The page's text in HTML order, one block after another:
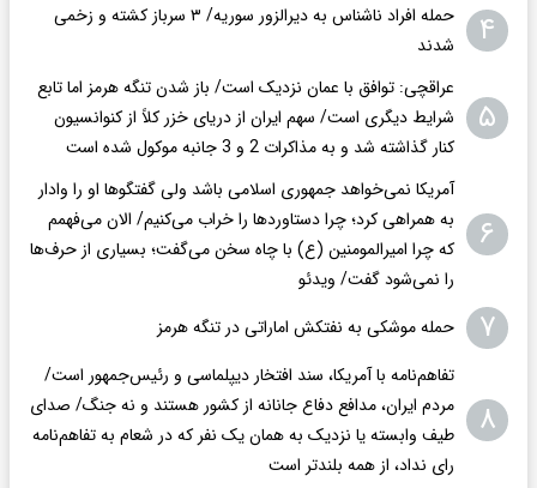
۴
حمله افراد ناشناس به دیرالزور سوریه/ ۳ سرباز کشته و زخمی
شدند
۵
عراقچی: توافق با عمان نزدیک است/ باز شدن تنگه هرمز اما تابع
شرایط دیگری است/ سهم ایران از دریای خزر کلاً از کنوانسیون
کنار گذاشته شد و به مذاکرات 2 و 3 جانبه موکول شده است
۶
آمریکا نمی‌خواهد جمهوری اسلامی باشد ولی گفتگوها او را وادار
به همراهی کرد؛ چرا دستاوردها را خراب می‌کنیم/ الان می‌فهمم
که چرا امیرالمومنین (ع) با چاه سخن می‌گفت؛ بسیاری از حرف‌ها
را نمی‌شود گفت/ ویدئو
۷ حمله موشکی به نفتکش اماراتی در تنگه هرمز
۸
تفاهم‌نامه با آمریکا، سند افتخار دیپلماسی و رئیس‌جمهور است/
مردم ایران، مدافع دفاع جانانه از کشور هستند و نه جنگ/ صدای
طیف وابسته یا نزدیک به همان یک نفر که در شعام به تفاهم‌نامه
رای نداد، از همه بلندتر است